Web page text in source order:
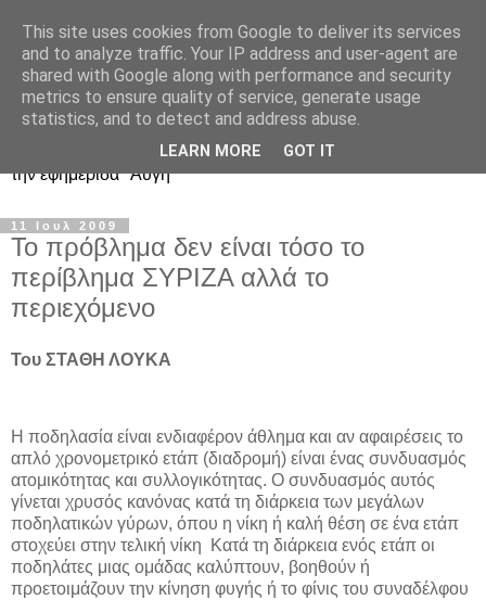
Ιστολόγιο Διαλόγου για
ΣΥΝ και ΣΥΡΙΖΑ
Περί ΣΥΝ, ΣΥΡΙΖΑ και ευρωεκλογικού αποτελέσματος: από
την εφημερίδα "Αυγή"
11 Ιουλ 2009
Το πρόβλημα δεν είναι τόσο το
περίβλημα ΣΥΡΙΖΑ αλλά το
περιεχόμενο
Του ΣΤΑΘΗ ΛΟΥΚΑ
Η ποδηλασία είναι ενδιαφέρον άθλημα και αν αφαιρέσεις το
απλό χρονομετρικό ετάπ (διαδρομή) είναι ένας συνδυασμός
ατομικότητας και συλλογικότητας. Ο συνδυασμός αυτός
γίνεται χρυσός κανόνας κατά τη διάρκεια των μεγάλων
ποδηλατικών γύρων, όπου η νίκη ή καλή θέση σε ένα ετάπ
στοχεύει στην τελική νίκη Κατά τη διάρκεια ενός ετάπ οι
ποδηλάτες μιας ομάδας καλύπτουν, βοηθούν ή
προετοιμάζουν την κίνηση φυγής ή το φίνις του συναδέλφου
This site uses cookies from Google to deliver its services
and to analyze traffic. Your IP address and user-agent are
shared with Google along with performance and security
metrics to ensure quality of service, generate usage
statistics, and to detect and address abuse.
LEARN MORE GOT IT